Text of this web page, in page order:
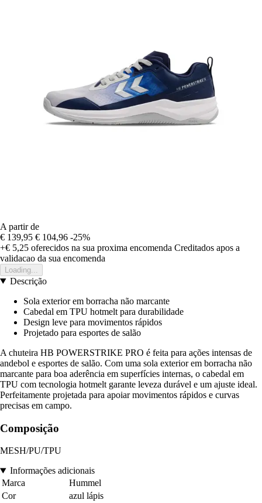
A partir de
€ 139,95 € 104,96 -25%
+€ 5,25 oferecidos na sua proxima encomenda Creditados apos a
validacao da sua encomenda
Loading...
Descrição
Sola exterior em borracha não marcante
Cabedal em TPU hotmelt para durabilidade
Design leve para movimentos rápidos
Projetado para esportes de salão
A chuteira HB POWERSTRIKE PRO é feita para ações intensas de
andebol e esportes de salão. Com uma sola exterior em borracha não
marcante para boa aderência em superfícies internas, o cabedal em
TPU com tecnologia hotmelt garante leveza durável e um ajuste ideal.
Perfeitamente projetada para apoiar movimentos rápidos e curvas
precisas em campo.
Composição
MESH/PU/TPU
Informações adicionais
Marca
Hummel
Cor
azul lápis